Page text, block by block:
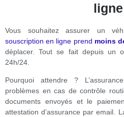
Vous souhaitez assurer un
souscription en ligne prend moins
déplacer. Tout se fait depuis un
24h/24.
Pourquoi attendre ?
problèmes en cas de contrôle
documents envoyés et le
attestation d’assurance par email.